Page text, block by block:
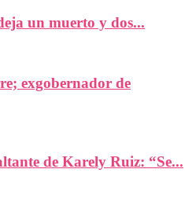
un muerto y dos...
exgobernador de
de Karely Ruiz: “Se...